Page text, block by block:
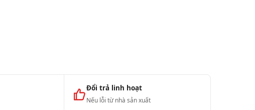
Đổi trả linh hoạt
Nếu lỗi từ nhà sản xuất